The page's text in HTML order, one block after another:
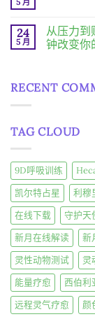
密
码，
今
中
招
财
仪
式〉
动！
深
度
率
疗
中
5 月
线
粒
体
为
注
力〉
中
留
言
24
5 月
从压力到
钟改变你
力
到
万
在
用
的
“财
富
频
率”，
7
分
钟
改
变
你
的
金
钱
脑〉
言
RECENT
TAG CLOUD
9D呼吸训练
凯尔特占星
利穆
在线下载
守护天
新月在线解读
新
灵性动物测试
灵
能量疗愈
西伯利
远程灵气疗愈
颜